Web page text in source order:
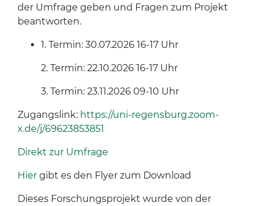
der Umfrage geben und Fragen zum Projekt
beantworten.
1. Termin: 30.07.2026 16-17 Uhr
2. Termin: 22.10.2026 16-17 Uhr
3. Termin: 23.11.2026 09-10 Uhr
Zugangslink: https://uni-regensburg.zoom-
x.de/j/69623853851
Direkt zur Umfrage
Hier gibt es den Flyer zum Download
Dieses Forschungsprojekt wurde von der